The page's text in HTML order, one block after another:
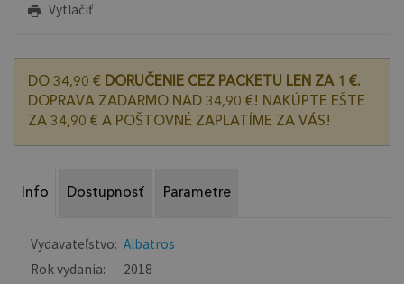
Vytlačiť
DO 34,90 € DORUČENIE CEZ PACKETU LEN ZA 1 €.
DOPRAVA ZADARMO NAD 34,90 €! NAKÚPTE EŠTE
ZA 34,90 € A POŠTOVNÉ ZAPLATÍME ZA VÁS!
Info Dostupnosť Parametre
Vydavateľstvo: Albatros
Rok vydania:
2018